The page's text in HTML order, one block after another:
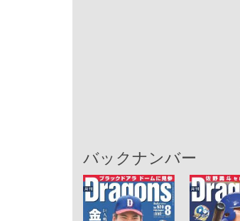
バックナンバー